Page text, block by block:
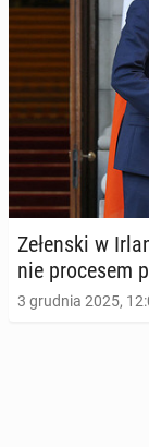
Ze­łen­ski w
nie pro­ce­sem
3 grudnia 2025,